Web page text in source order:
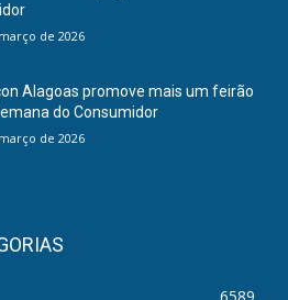
de 2026
Alagoas promove mais um feirão
do Consumidor
de 2026